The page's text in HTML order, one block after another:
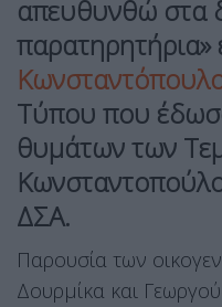
απευθυνθώ στα
παρατηρητήρια»
Τύπου που
θυμάτων των
ΔΣΑ.
Παρουσία των
Δουρμίκα και